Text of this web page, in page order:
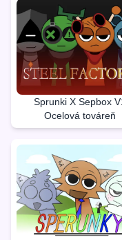
Sprunki X Sepbox
Ocelová továreň